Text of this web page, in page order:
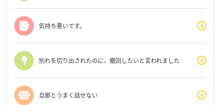
気持ち悪いです。
別れを切り出されたのに、撤回したいと言われました
旦那とうまく話せない